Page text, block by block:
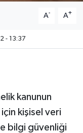
A- A+
- 13:37
kanunun
kişisel veri
bilgi güvenliği